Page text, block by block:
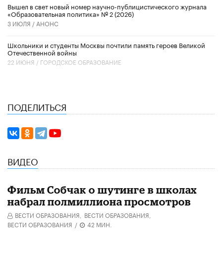
Вышел в свет новый номер научно-публицистического журнала
«Образовательная политика» № 2 (2026)
3 ИЮЛЯ / АНОНС
Школьники и студенты Москвы почтили память героев Великой
Отечественной войны
22 ИЮНЯ / ГОРОДСКОЕ ОБРАЗОВАНИЕ
ПОДЕЛИТЬСЯ
ВИДЕО
Фильм Собчак о шутинге в школах
набрал полмиллиона просмотров
ВЕСТИ ОБРАЗОВАНИЯ, ВЕСТИ ОБРАЗОВАНИЯ,
ВЕСТИ ОБРАЗОВАНИЯ / 42 МИН.